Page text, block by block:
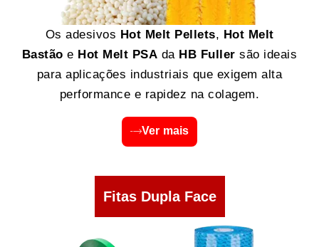
Os adesivos Hot Melt Pellets, Hot Melt
Bastão e Hot Melt PSA da HB Fuller são ideais
para aplicações industriais que exigem alta
performance e rapidez na colagem.
Ver mais
Fitas Dupla Face